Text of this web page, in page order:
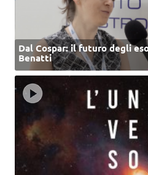
Dal Cospar: il futuro degli
Benatti